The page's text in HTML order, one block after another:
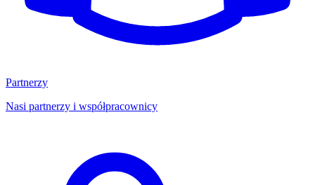
Partnerzy
Nasi partnerzy i współpracownicy